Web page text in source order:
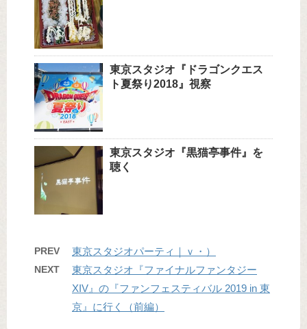
東京スタジオ『ドラゴンクエス
ト夏祭り2018』視察
東京スタジオ『黒猫亭事件』を
聴く
PREV 東京スタジオパーティ｜ｖ・）
NEXT
東京スタジオ『ファイナルファンタジー
XIV』の『ファンフェスティバル 2019 in 東
京』に行く（前編）